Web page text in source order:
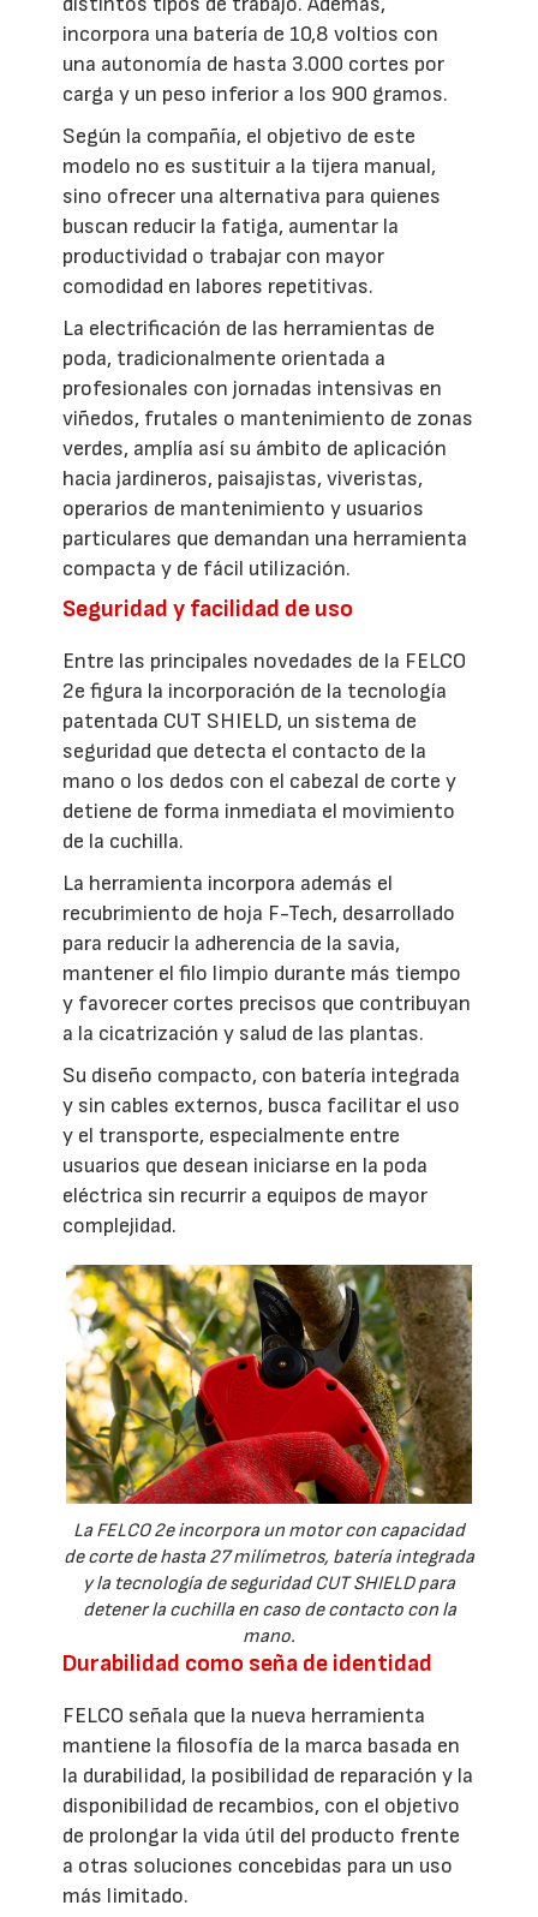
incorpora una batería de 10,8 voltios con
una autonomía de hasta 3.000 cortes por
carga y un peso inferior a los 900 gramos.
Según la compañía, el objetivo de este
modelo no es sustituir a la tijera manual,
sino ofrecer una alternativa para quienes
buscan reducir la fatiga, aumentar la
productividad o trabajar con mayor
comodidad en labores repetitivas.
La electrificación de las herramientas de
poda, tradicionalmente orientada a
profesionales con jornadas intensivas en
viñedos, frutales o mantenimiento de zonas
verdes, amplía así su ámbito de aplicación
hacia jardineros, paisajistas, viveristas,
operarios de mantenimiento y usuarios
particulares que demandan una herramienta
compacta y de fácil utilización.
Seguridad y facilidad de uso
Entre las principales novedades de la FELCO
2e figura la incorporación de la tecnología
patentada CUT SHIELD, un sistema de
seguridad que detecta el contacto de la
mano o los dedos con el cabezal de corte y
detiene de forma inmediata el movimiento
de la cuchilla.
La herramienta incorpora además el
recubrimiento de hoja F-Tech, desarrollado
para reducir la adherencia de la savia,
mantener el filo limpio durante más tiempo
y favorecer cortes precisos que contribuyan
a la cicatrización y salud de las plantas.
Su diseño compacto, con batería integrada
y sin cables externos, busca facilitar el uso
y el transporte, especialmente entre
usuarios que desean iniciarse en la poda
eléctrica sin recurrir a equipos de mayor
complejidad.
La FELCO 2e incorpora un motor con capacidad
de corte de hasta 27 milímetros, batería integrada
y la tecnología de seguridad CUT SHIELD para
detener la cuchilla en caso de contacto con la
mano.
Durabilidad como seña de identidad
FELCO señala que la nueva herramienta
mantiene la filosofía de la marca basada en
la durabilidad, la posibilidad de reparación y la
disponibilidad de recambios, con el objetivo
de prolongar la vida útil del producto frente
a otras soluciones concebidas para un uso
más limitado.